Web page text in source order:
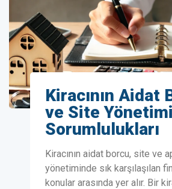
Kiracının Aidat
ve Site
Sorumlulukları
Kiracının aidat borcu, site ve
yönetiminde sık karşılaşılan
konular arasında yer alır. Bir